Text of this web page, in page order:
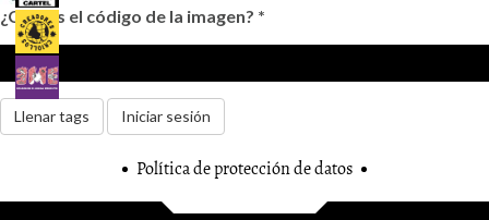
¿Cuál es el código de la imagen? *
Llenar tags Iniciar sesión
Política de protección de datos